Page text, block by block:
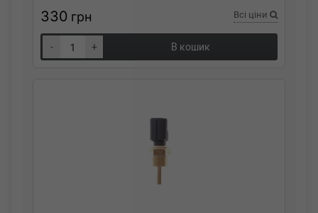
330 грн Всі ціни
- + В кошик